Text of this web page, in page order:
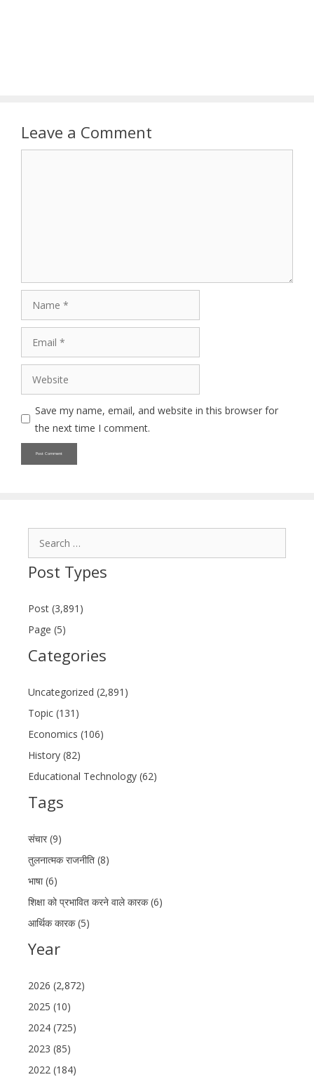
Leave a Comment
Website
Save my name, email, and website in this browser for
the next time I comment.
Post Types
Post (3,891)
Page (5)
Categories
Uncategorized (2,891)
Topic (131)
Economics (106)
History (82)
Educational Technology (62)
Tags
संचार (9)
तुलनात्मक राजनीति (8)
भाषा (6)
शिक्षा को प्रभावित करने वाले कारक (6)
आर्थिक कारक (5)
Year
2026 (2,872)
2025 (10)
2024 (725)
2023 (85)
2022 (184)